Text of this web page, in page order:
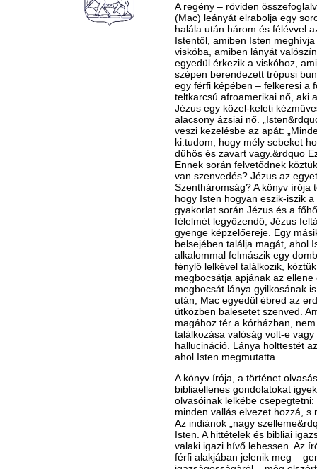
A regény – röviden
(Mac) leányát elrabolja egy
halála után három és félévvel
Istentől, amiben Isten
viskóba, amiben lányát
egyedül érkezik a viskóhoz,
szépen berendezett trópusi
egy férfi képében – felkeresi a
teltkarcsú afroamerikai nő, aki
Jézus egy közel-keleti
alacsony ázsiai nő.
veszi kezelésbe az apát:
ki.tudom, hogy mély sebeket
dühös és zavart vagy.&rdquo
Ennek során felvetődnek
van szenvedés? Jézus az
Szentháromság? A könyv írója
hogy Isten hogyan eszik-iszik
gyakorlat során Jézus és a
félelmét legyőzendő, Jézus
gyenge képzelőereje. Egy
belsejében találja magát, ahol
alkalommal felmászik egy
fénylő lelkével találkozik,
megbocsátja apjának az
megbocsát lánya gyilkosának
után, Mac egyedül ébred az
útközben balesetet szenved.
magához tér a kórházban,
találkozása valóság volt-e
hallucináció. Lánya holttestét
ahol Isten megmutatta.
A könyv írója, a történet
bibliaellenes gondolatokat
olvasóinak lelkébe
minden vallás elvezet hozzá, s
Az indiánok „nagy
Isten. A hittételek és bibliai
valaki igazi hívő lehessen. Az
férfi alakjában jelenik meg –